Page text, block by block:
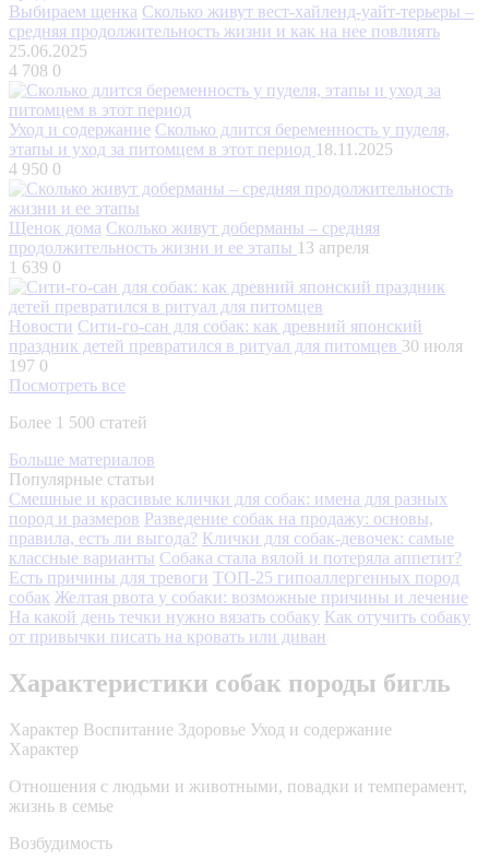
Выбираем щенка Сколько живут вест-хайленд-уайт-терьеры –
средняя продолжительность жизни и как на нее повлиять
25.06.2025
4 708 0
Уход и содержание Сколько длится беременность у пуделя,
этапы и уход за питомцем в этот период 18.11.2025
4 950 0
Щенок дома Сколько живут доберманы – средняя
продолжительность жизни и ее этапы 13 апреля
1 639 0
Новости Сити-го-сан для собак: как древний японский
праздник детей превратился в ритуал для питомцев 30 июля
197 0
Посмотреть все
Более 1 500 статей
Больше материалов
Популярные статьи
Смешные и красивые клички для собак: имена для разных
пород и размеров Разведение собак на продажу: основы,
правила, есть ли выгода? Клички для собак-девочек: самые
классные варианты Собака стала вялой и потеряла аппетит?
Есть причины для тревоги ТОП-25 гипоаллергенных пород
собак Желтая рвота у собаки: возможные причины и лечение
На какой день течки нужно вязать собаку Как отучить собаку
от привычки писать на кровать или диван
Характеристики собак породы бигль
Характер Воспитание Здоровье Уход и содержание
Характер
Отношения с людьми и животными, повадки и темперамент,
жизнь в семье
Возбудимость